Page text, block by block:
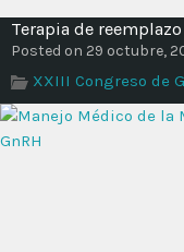
Terapia de
Posted on 29 octubre,
XXIII Congreso de